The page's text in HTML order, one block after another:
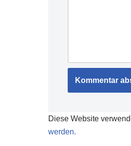
Diese Website
werden.